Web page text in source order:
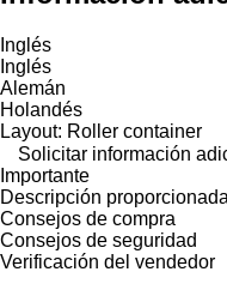
Inglés
Inglés
Alemán
Holandés
Layout: Roller container
Solicitar información
Importante
Descripción
Consejos de compra
Consejos de seguridad
Verificación del vendedor